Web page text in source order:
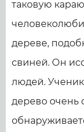
таковую
дереве,
свиней. Он
людей.
дерево очень